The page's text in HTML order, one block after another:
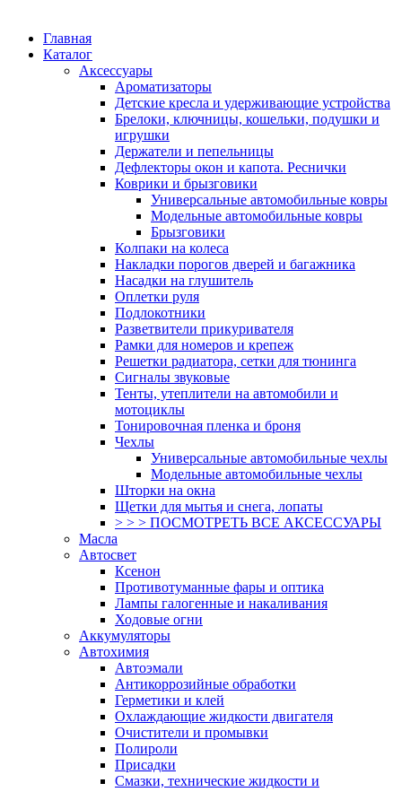
Главная
Каталог
Аксессуары
Ароматизаторы
Детские кресла и удерживающие устройства
Брелоки, ключницы, кошельки, подушки и
игрушки
Держатели и пепельницы
Дефлекторы окон и капота. Реснички
Коврики и брызговики
Универсальные автомобильные ковры
Модельные автомобильные ковры
Брызговики
Колпаки на колеса
Накладки порогов дверей и багажника
Насадки на глушитель
Оплетки руля
Подлокотники
Разветвители прикуривателя
Рамки для номеров и крепеж
Решетки радиатора, сетки для тюнинга
Сигналы звуковые
Тенты, утеплители на автомобили и
мотоциклы
Тонировочная пленка и броня
Чехлы
Универсальные автомобильные чехлы
Модельные автомобильные чехлы
Шторки на окна
Щетки для мытья и снега, лопаты
> > > ПОСМОТРЕТЬ ВСЕ АКСЕССУАРЫ
Масла
Автосвет
Ксенон
Противотуманные фары и оптика
Лампы галогенные и накаливания
Ходовые огни
Аккумуляторы
Автохимия
Автоэмали
Антикоррозийные обработки
Герметики и клей
Охлаждающие жидкости двигателя
Очистители и промывки
Полироли
Присадки
Смазки, технические жидкости и